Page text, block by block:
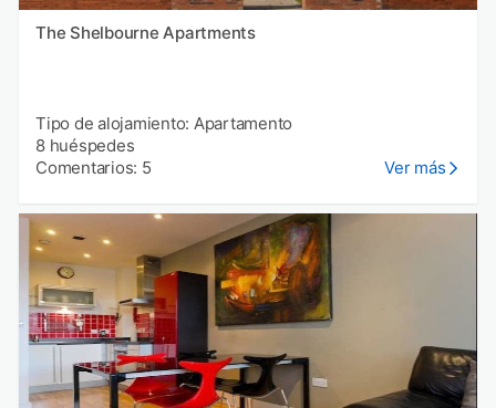
The Shelbourne Apartments
Tipo de alojamiento: Apartamento
8 huéspedes
Comentarios: 5
Ver más